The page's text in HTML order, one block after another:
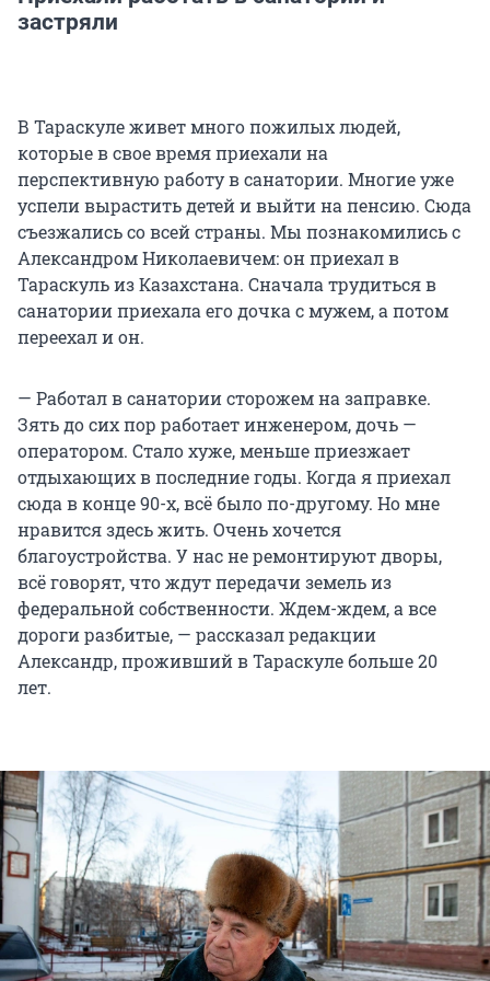
застряли
В Тараскуле живет много пожилых людей,
которые в свое время приехали на
перспективную работу в санатории. Многие уже
успели вырастить детей и выйти на пенсию. Сюда
съезжались со всей страны. Мы познакомились с
Александром Николаевичем: он приехал в
Тараскуль из Казахстана. Сначала трудиться в
санатории приехала его дочка с мужем, а потом
переехал и он.
— Работал в санатории сторожем на заправке.
Зять до сих пор работает инженером, дочь —
оператором. Стало хуже, меньше приезжает
отдыхающих в последние годы. Когда я приехал
сюда в конце 90-х, всё было по-другому. Но мне
нравится здесь жить. Очень хочется
благоустройства. У нас не ремонтируют дворы,
всё говорят, что ждут передачи земель из
федеральной собственности. Ждем-ждем, а все
дороги разбитые, — рассказал редакции
Александр, проживший в Тараскуле больше 20
лет.